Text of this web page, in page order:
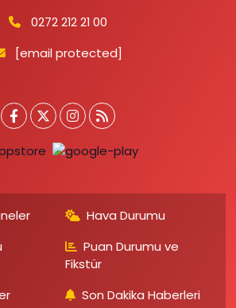
0272 212 21 00
[email protected]
Hava Durumu
Puan Durumu ve
Fikstür
Son Dakika Haberleri